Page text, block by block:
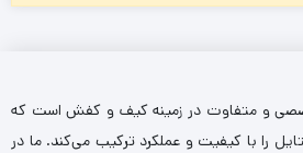
و متفاوت در زمینه کیف و کفش است که
را با کیفیت و عملکرد ترکیب می‌کند. ما در